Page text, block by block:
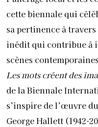
cette biennale qui
sa pertinence à
inédit qui contribue à
scènes
Les mots créent des
de la Biennale
s’inspire de l’œuvre
George Hallett (1942-